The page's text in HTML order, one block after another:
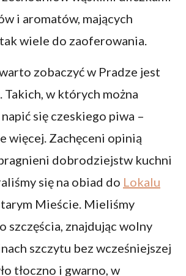
i aromatów, mających
wiele do zaoferowania.
zobaczyć w Pradze jest
Takich, w których można
się czeskiego piwa –
więcej. Zachęceni opinią
dobrodziejstw kuchni
się na obiad do Lokalu
Mieście. Mieliśmy
szczęścia, znajdując wolny
szczytu bez wcześniejszej
tłoczno i gwarno, w